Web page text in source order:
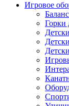
Игровое
Горки